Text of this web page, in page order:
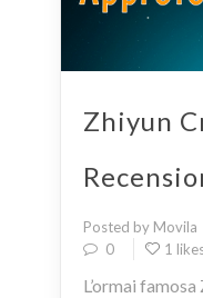
Zhiyun
Posted by Movila
0
1
L’ormai